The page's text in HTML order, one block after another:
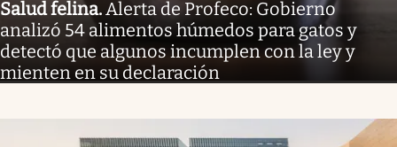
Salud felina.Alerta de Profeco: Gobierno
analizó 54 alimentos húmedos para gatos y
detectó que algunos incumplen con la ley y
mienten en su declaración